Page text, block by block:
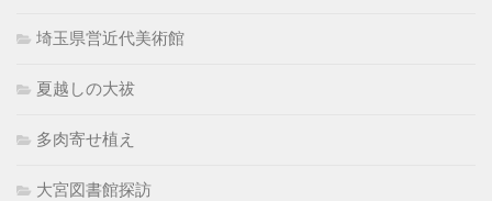
埼玉県営近代美術館
夏越しの大祓
多肉寄せ植え
大宮図書館探訪